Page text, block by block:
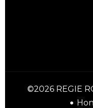
©2026 REGIE